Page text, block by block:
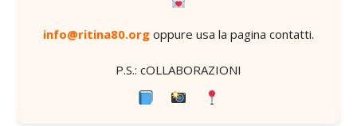
info@ritina80.org oppure usa la pagina contatti.
P.S.: cOLLABORAZIONI